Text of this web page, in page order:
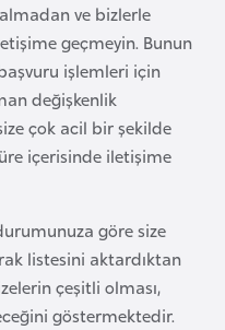
ve bizlerle
geçmeyin. Bunun
işlemleri için
değişkenlik
çok acil bir şekilde
içerisinde iletişime
göre size
listesini aktardıktan
çeşitli olması,
göstermektedir.